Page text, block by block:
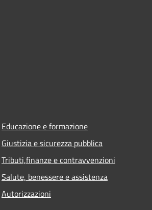
Educazione e formazione
Giustizia e sicurezza pubblica
Tributi,finanze e contravvenzioni
Salute, benessere e assistenza
Autorizzazioni